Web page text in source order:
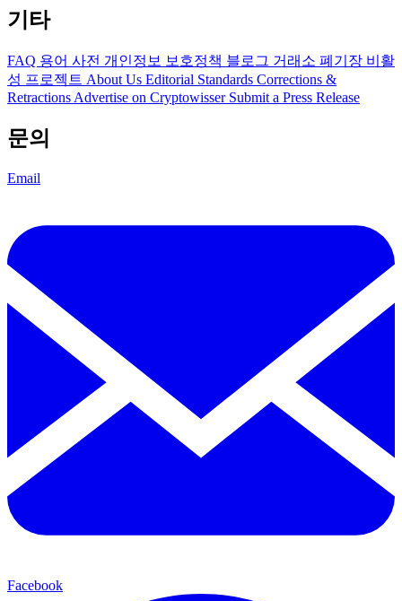
기타
FAQ 용어 사전 개인정보 보호정책 블로그 거래소 폐기장 비활
성 프로젝트 About Us Editorial Standards Corrections &
Retractions Advertise on Cryptowisser Submit a Press Release
문의
Email
Facebook